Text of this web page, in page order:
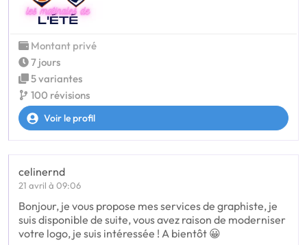
Montant privé
7 jours
5 variantes
100 révisions
Voir le profil
celinernd
21 avril à 09:06
Bonjour, je vous propose mes services de graphiste, je
suis disponible de suite, vous avez raison de moderniser
votre logo, je suis intéressée ! A bientôt 😀